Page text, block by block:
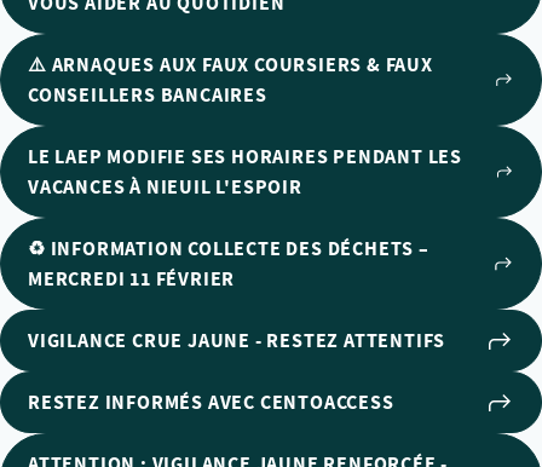
⚠️ ARNAQUES AUX FAUX COURSIERS & FAUX
CONSEILLERS BANCAIRES
LE LAEP MODIFIE SES HORAIRES PENDANT LES
VACANCES À NIEUIL L'ESPOIR
♻️ INFORMATION COLLECTE DES DÉCHETS –
MERCREDI 11 FÉVRIER
VIGILANCE CRUE JAUNE - RESTEZ ATTENTIFS
RESTEZ INFORMÉS AVEC CENTOACCESS